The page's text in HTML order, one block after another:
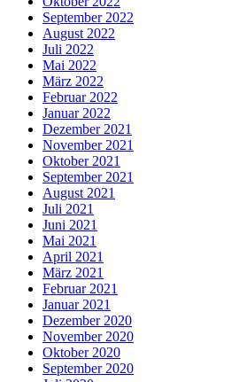
September 2022
August 2022
Juli 2022
Mai 2022
März 2022
Februar 2022
Januar 2022
Dezember 2021
November 2021
Oktober 2021
September 2021
August 2021
Juli 2021
Juni 2021
Mai 2021
April 2021
März 2021
Februar 2021
Januar 2021
Dezember 2020
November 2020
Oktober 2020
September 2020